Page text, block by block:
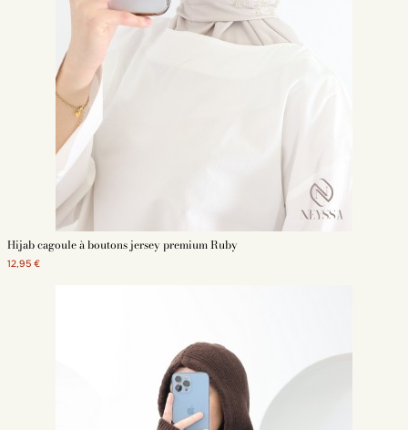
En résumé voici nos différents hijab à enfiler :
Hijab à enfiler Jersey
Hijab à enfiler mousseline
hijab à enfiler Viscose
Hijab à enfiler soie de Médine
Hijab à enfiler Khimar
Hijab à enfiler Jazz
Découvrez aussi nos différents modèles de hijabs :
Hijab en soie de Médine
Hijab en jersey
Hijab de soirée
coffret cadeaux hijab en soie de Médine
voile en mousseline
Hijab cagoule à boutons jersey premium Ruby
12,95 €